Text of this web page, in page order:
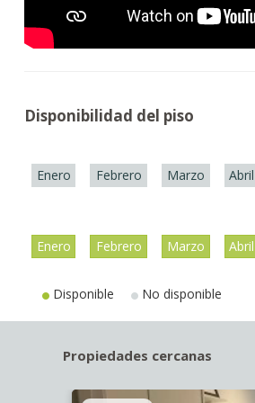
Disponibilidad del piso
Enero Febrero Marzo Abril
Enero Febrero Marzo Abril
Disponible No disponible
Propiedades cercanas